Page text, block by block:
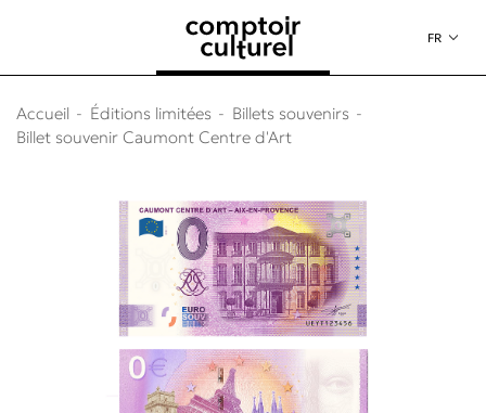
FR
Accueil Éditions limitées
Billets souvenirs
Billet souvenir Caumont Centre d'Art